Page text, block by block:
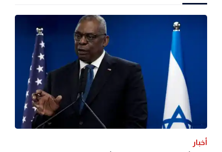
أخبار